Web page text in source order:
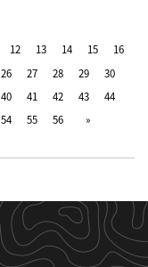
12 13 14 15
16
26 27 28 29
30
40 41 42 43
44
54 55 56